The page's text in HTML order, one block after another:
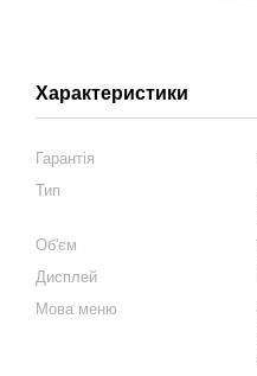
Характеристики
Гарантія
Тип
Об'єм
Дисплей
Мова меню